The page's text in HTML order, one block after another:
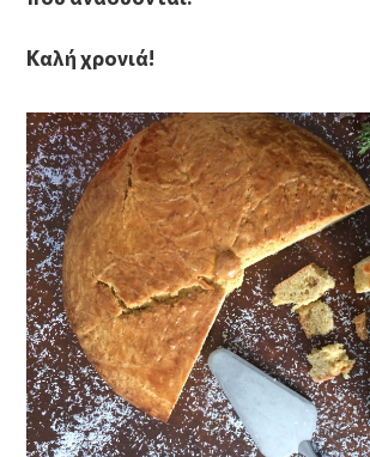
Καλή χρονιά!